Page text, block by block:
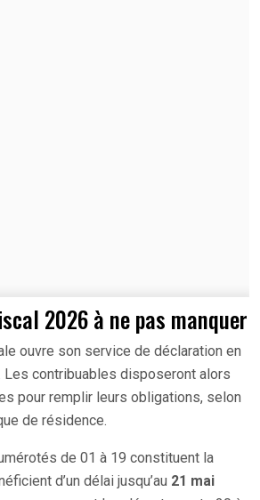
2026 à ne pas manquer
ouvre son service de déclaration en
Les contribuables disposeront alors
pour remplir leurs obligations, selon
de résidence.
de 01 à 19 constituent la
d’un délai jusqu’au 21 mai